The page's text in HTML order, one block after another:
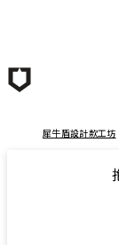
犀牛盾設計款工坊